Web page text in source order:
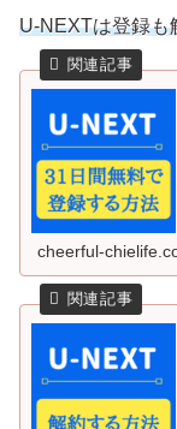
U-NEXTは登録
cheerful-